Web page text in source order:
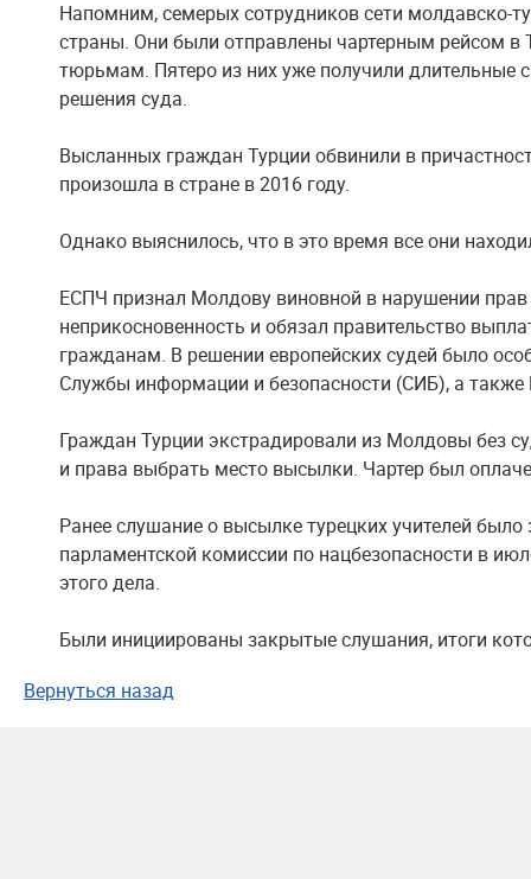
Напомним, семерых сотрудников сети молдавско-
страны. Они были отправлены чартерным рейсом в
тюрьмам. Пятеро из них уже получили длительные
решения суда.
Высланных граждан Турции обвинили в
произошла в стране в 2016 году.
Однако выяснилось, что в это время все они
ЕСПЧ признал Молдову виновной в нарушении прав
неприкосновенность и обязал правительство
гражданам. В решении европейских судей было
Службы информации и безопасности (СИБ), а
Граждан Турции экстрадировали из Молдовы без
и права выбрать место высылки. Чартер был
Ранее слушание о высылке турецких учителей
парламентской комиссии по нацбезопасности в
этого дела.
Были инициированы закрытые слушания, итоги
Вернуться назад